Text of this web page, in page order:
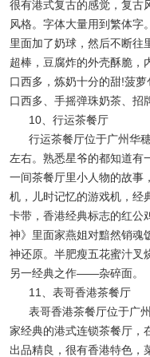
很有港式复古的感觉，复古
风格。字体大量用到繁体字
里面加了奶球，然后不断往
超棒，豆腐炸的外壳酥脆，
口西多，炼奶十分的甜!菠
口西多、手摇弹珠奶茶、招
10、行运茶餐厅
行运茶餐厅位于广州华
左右。熟悉星爷的都知道有
一间茶餐厅里小人物的故事
机，儿时记忆的游戏机，经
卡带，香港经典标志的红公
神》里面家燕姐对黯然销魂
神还原。半肥瘦五花蜜汁叉
另一经典之作——杂碎面。
11、表哥香港茶餐厅
表哥香港茶餐厅位于广
家经典的港式连锁茶餐厅，
出品精良，很有香港特色，